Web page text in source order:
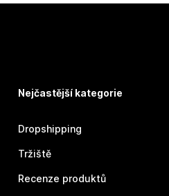
Nejčastější kategorie
Dropshipping
Tržiště
Recenze produktů